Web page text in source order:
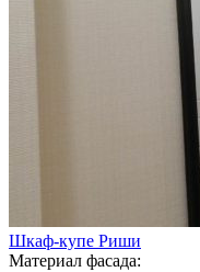
Шкаф-купе Риши
Материал фасада: